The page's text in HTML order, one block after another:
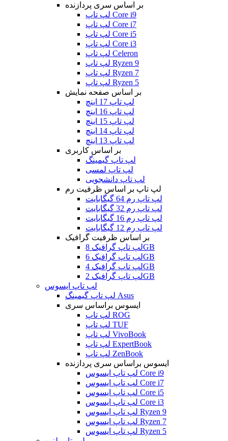
بر اساس سری پردازنده
لپ تاپ Core i9
لپ تاپ Core i7
لپ تاپ Core i5
لپ تاپ Core i3
لپ تاپ Celeron
لپ تاپ Ryzen 9
لپ تاپ Ryzen 7
لپ تاپ Ryzen 5
بر اساس صفحه نمایش
لپ تاپ 17 اینچ
لپ تاپ 16 اینچ
لپ تاپ 15 اینچ
لپ تاپ 14 اینچ
لپ تاپ 13 اینچ
بر اساس کاربری
لپ تاپ گیمینگ
لپ تاپ لمسی
لپ تاپ دانشجویی
لپ تاپ بر اساس ظرفیت رم
لپ تاپ رم 64 گیگابایت
لپ تاپ رم 32 گیگابایت
لپ تاپ رم 16 گیگابایت
لپ تاپ رم 12 گیگابایت
بر اساس ظرفیت گرافیک
لپ تاپ گرافیک 8GB
لپ تاپ گرافیک 6GB
لپ تاپ گرافیک 4GB
لپ تاپ گرافیک 2GB
لپ تاپ ایسوس
لپ تاپ گیمینگ Asus
ایسوس براساس سری
لپ تاپ ROG
لپ تاپ TUF
لپ تاپ VivoBook
لپ تاپ ExpertBook
لپ تاپ ZenBook
ایسوس براساس سری پردازنده
لپ تاپ ایسوس Core i9
لپ تاپ ایسوس Core i7
لپ تاپ ایسوس Core i5
لپ تاپ ایسوس Core i3
لپ تاپ ایسوس Ryzen 9
لپ تاپ ایسوس Ryzen 7
لپ تاپ ایسوس Ryzen 5